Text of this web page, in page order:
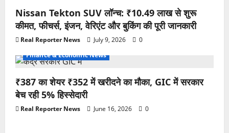
Nissan Tekton SUV लॉन्च: ₹10.49 लाख से शुरू
कीमत, फीचर्स, इंजन, वेरिएंट और बुकिंग की पूरी जानकारी
Real Reporter News July 9, 2026
0
Finance & Economic News
₹387 का शेयर ₹352 में खरीदने का मौका, GIC में सरकार
बेच रही 5% हिस्सेदारी
Real Reporter News June 16, 2026 0